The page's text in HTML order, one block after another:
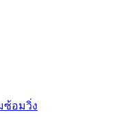
ซ้อมวิ่ง